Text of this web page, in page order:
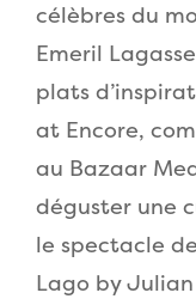
célèbres du
Emeril
plats
at Encore,
au Bazaar
déguster une
le spectacle
Lago by